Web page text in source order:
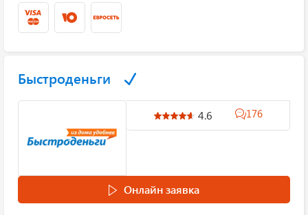
Быстроденьги
4.6 176
Онлайн заявка